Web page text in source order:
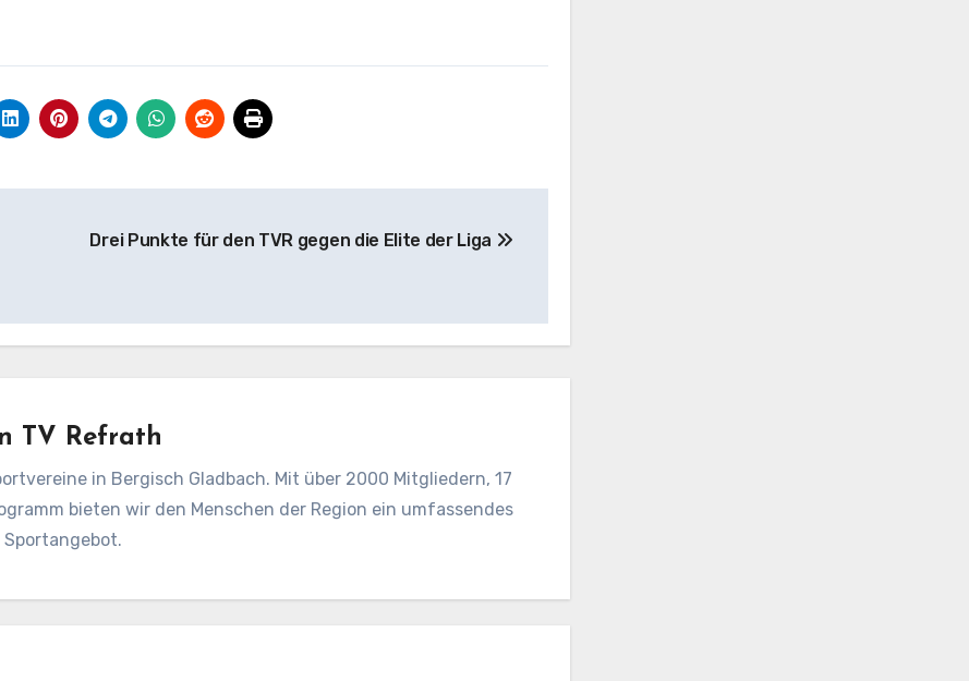
Drei Punkte für den TVR gegen die Elite der Liga
TV Refrath
in Bergisch Gladbach. Mit über 2000 Mitgliedern, 17
bieten wir den Menschen der Region ein umfassendes
Sportangebot.